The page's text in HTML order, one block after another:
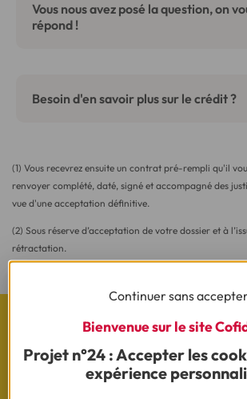
Vous nous avez posé la question, on
répond !
Besoin d'en savoir plus sur le crédit ?
(1) Vous recevrez ensuite un contrat pré-rempli qu'il
renvoyer complété, daté, signé et accompagné des
vue d'une acceptation définitive.
(2) Sous réserve d’acceptation de votre dossier et à
rétractation.
Les actualités
Continuer sans
Bienvenue sur le site
Projet n°24 : Accepter les
expérience